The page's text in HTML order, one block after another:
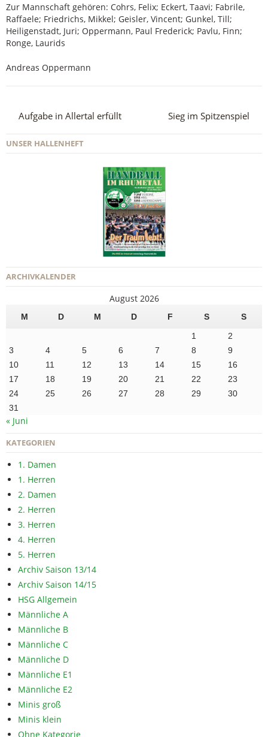
Zur Mannschaft gehören: Cohrs, Felix; Eckert, Taavi; Fabrile,
Raffaele; Friedrichs, Mikkel; Geisler, Vincent; Gunkel, Till;
Heiligenstadt, Juri; Oppermann, Paul Frederick; Pavlu, Finn;
Ronge, Laurids
Andreas Oppermann
Aufgabe in Allertal erfüllt Sieg im Spitzenspiel
UNSER HALLENHEFT
ARCHIVKALENDER
August 2026
M D M D F S
S
1
2
3
4 5 6 7 8
9
10
11 12 13 14 15
16
17
18 19 20 21 22
23
24
25 26 27 28 29
30
31
« Juni
KATEGORIEN
1. Damen
1. Herren
2. Damen
2. Herren
3. Herren
4. Herren
5. Herren
Archiv Saison 13/14
Archiv Saison 14/15
HSG Allgemein
Männliche A
Männliche B
Männliche C
Männliche D
Männliche E1
Männliche E2
Minis groß
Minis klein
Ohne Kategorie